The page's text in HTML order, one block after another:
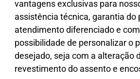
vantagens exclusivas para
assistência técnica, garantia do
atendimento diferenciado e
possibilidade de personalizar o
desejado, seja com a alteração
revestimento do assento e